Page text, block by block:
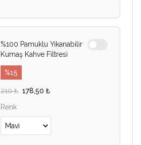
%100 Pamuklu Yıkanabilir
Kumaş Kahve Filtresi
%15
210 ₺ 178,50 ₺
Renk